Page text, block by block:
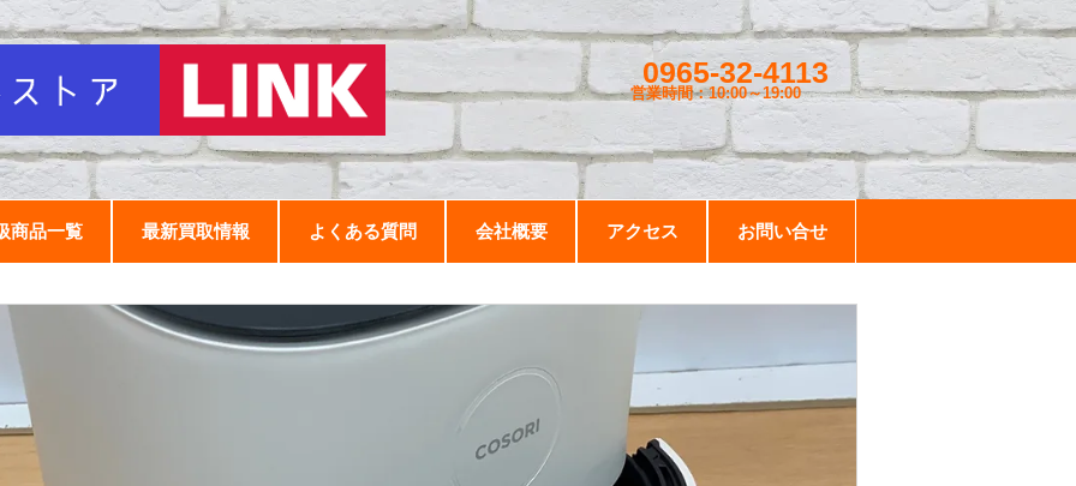
0965-32-4113
営業時間：10:00～19:00
商品一覧 最新買取情報 よくある質問 会社概要 アクセス お問い合せ